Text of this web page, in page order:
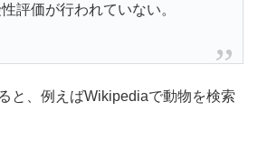
評価が行われていない。
と、例えばWikipediaで動物を検索